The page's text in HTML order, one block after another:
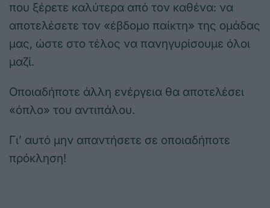
που ξέρετε καλύτερα από τον καθένα: να
αποτελέσετε τον «έβδομο παίκτη» της ομάδας
μας, ώστε στο τέλος να πανηγυρίσουμε όλοι
μαζί.
Οποιαδήποτε άλλη ενέργεια θα αποτελέσει
«όπλο» του αντιπάλου.
Γι’ αυτό μην απαντήσετε σε οποιαδήποτε
πρόκληση!